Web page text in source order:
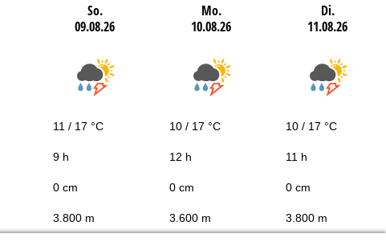
So.
09.08.26
Mo.
10.08.26
Di.
11.08.26
11 / 17 °C 10 / 17 °C 10 / 17 °C
9 h 12 h 11 h
0 cm 0 cm 0 cm
3.800 m 3.600 m 3.800 m